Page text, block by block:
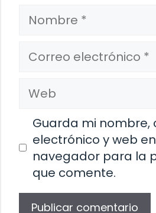
Nombre
Correo
electrónico
Web
Guarda mi nombre,
electrónico y web
navegador para la
que comente.